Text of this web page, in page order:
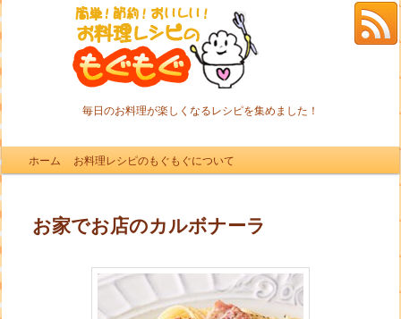
毎日のお料理が楽しくなるレシピを集めました！
メインメニュー
メインコンテンツへ移動
サブコンテンツへ移動
ホーム お料理レシピのもぐもぐについて
お家でお店のカルボナーラ